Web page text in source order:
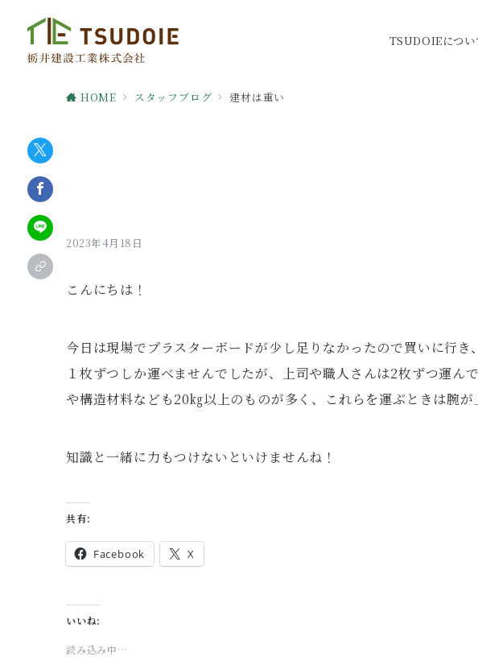
TSUDOIEについ
HOME スタッフブログ 建材は重い
2023年4月18日
こんにちは！
今日は現場でプラスターボードが少し足りなかったので買いに行
１枚ずつしか運べませんでしたが、上司や職人さんは2枚ずつ運
や構造材料なども20㎏以上のものが多く、これらを運ぶときは腕
知識と一緒に力もつけないといけませんね！
共有:
Facebook X
いいね:
読み込み中…